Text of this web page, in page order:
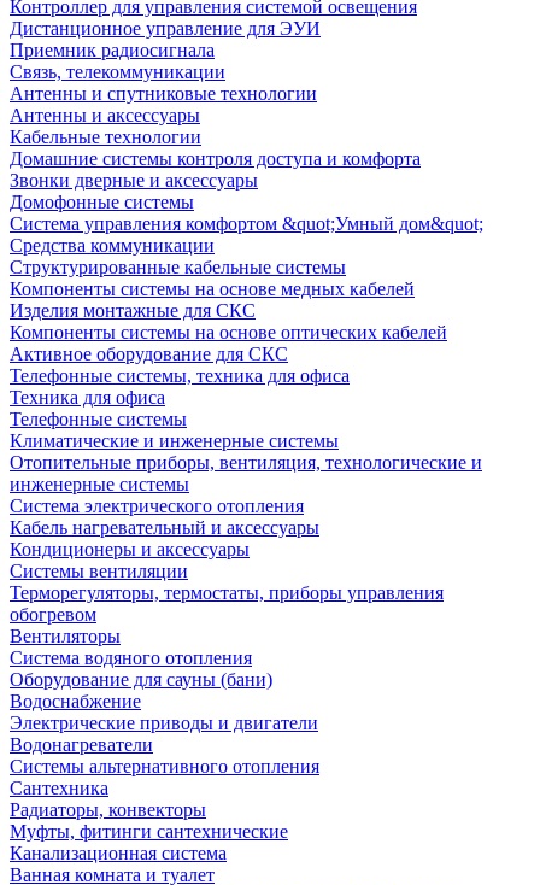
Контроллер для управления системой освещения
Дистанционное управление для ЭУИ
Приемник радиосигнала
Связь, телекоммуникации
Антенны и спутниковые технологии
Антенны и аксессуары
Кабельные технологии
Домашние системы контроля доступа и комфорта
Звонки дверные и аксессуары
Домофонные системы
Система управления комфортом &quot;Умный дом&quot;
Средства коммуникации
Структурированные кабельные системы
Компоненты системы на основе медных кабелей
Изделия монтажные для СКС
Компоненты системы на основе оптических кабелей
Активное оборудование для СКС
Телефонные системы, техника для офиса
Техника для офиса
Телефонные системы
Климатические и инженерные системы
Отопительные приборы, вентиляция, технологические и
инженерные системы
Система электрического отопления
Кабель нагревательный и аксессуары
Кондиционеры и аксессуары
Системы вентиляции
Терморегуляторы, термостаты, приборы управления
обогревом
Вентиляторы
Система водяного отопления
Оборудование для сауны (бани)
Водоснабжение
Электрические приводы и двигатели
Водонагреватели
Системы альтернативного отопления
Сантехника
Радиаторы, конвекторы
Муфты, фитинги сантехнические
Канализационная система
Ванная комната и туалет